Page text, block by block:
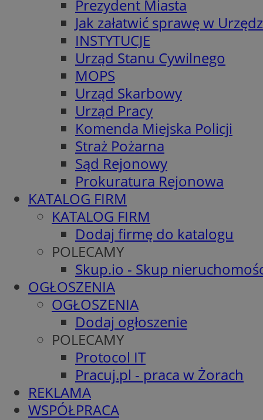
Prezydent Miasta
Jak załatwić sprawę w
INSTYTUCJE
Urząd Stanu Cywilnego
MOPS
Urząd Skarbowy
Urząd Pracy
Komenda Miejska Policji
Straż Pożarna
Sąd Rejonowy
Prokuratura Rejonowa
KATALOG FIRM
KATALOG FIRM
Dodaj firmę do katalogu
POLECAMY
Skup.io - Skup
OGŁOSZENIA
OGŁOSZENIA
Dodaj ogłoszenie
POLECAMY
Protocol IT
Pracuj.pl - praca w Żorach
REKLAMA
WSPÓŁPRACA